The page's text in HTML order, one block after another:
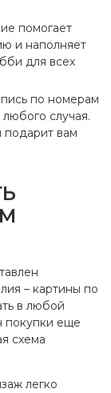
помогает
и наполняет
для всех
по номерам
случая.
подарит вам
– картины по
в любой
покупки еще
схема
легко